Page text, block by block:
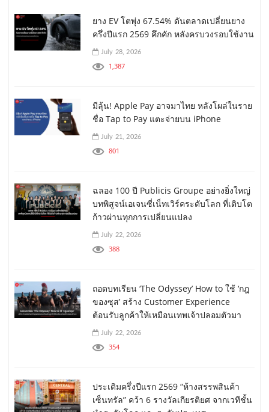
ยาง EV โตพุ่ง 67.54% ดันตลาดเปลี่ยนยาง
ครึ่งปีแรก 2569 คึกคัก หลังครบวงรอบใช้งาน
July 28, 2026
1,387
มีลุ้น! Apple Pay อาจมาไทย หลังโผล่ในราย
ชื่อ Tap to Pay แตะจ่ายบน iPhone
July 21, 2026
801
ฉลอง 100 ปี Publicis Groupe อย่างยิ่งใหญ่
บทพิสูจน์เอเจนซี่เน็ทเวิร์คระดับโลก ที่เติบโต
ก้าวผ่านทุกการเปลี่ยนแปลง
July 22, 2026
388
ถอดบทเรียน ‘The Odyssey’ How to ใช้ ‘กฎ
ของซุส’ สร้าง Customer Experience
ต้อนรับลูกค้าให้เหมือนเทพเจ้าปลอมตัวมา
July 22, 2026
354
ประเดิมครึ่งปีแรก 2569 “ห้างสรรพสินค้า
เซ็นทรัล” คว้า 6 รางวัลเกียรติยศ จากเวทีชั้น